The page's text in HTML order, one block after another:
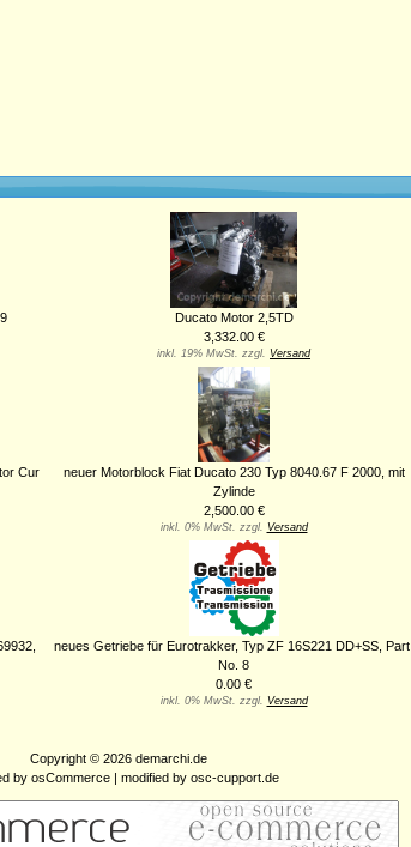
Ducato Motor 2,5TD
3,332.00 €
inkl. 19% MwSt. zzgl. Versand
Cur
neuer Motorblock Fiat Ducato 230 Typ 8040.67 F 2000, mit
Zylinde
2,500.00 €
inkl. 0% MwSt. zzgl. Versand
neues Getriebe für Eurotrakker, Typ ZF 16S221 DD+SS, Part.
No. 8
0.00 €
inkl. 0% MwSt. zzgl. Versand
Copyright © 2026 demarchi.de
by osCommerce | modified by osc-cupport.de